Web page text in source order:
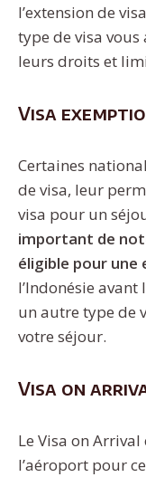
l’extension de
type de visa
leurs droits et
Visa
Certaines
de visa, leur
visa pour un
important de
éligible pour une
l’Indonésie
un autre type de
votre séjour.
Visa on
Le Visa on
l’aéroport pour